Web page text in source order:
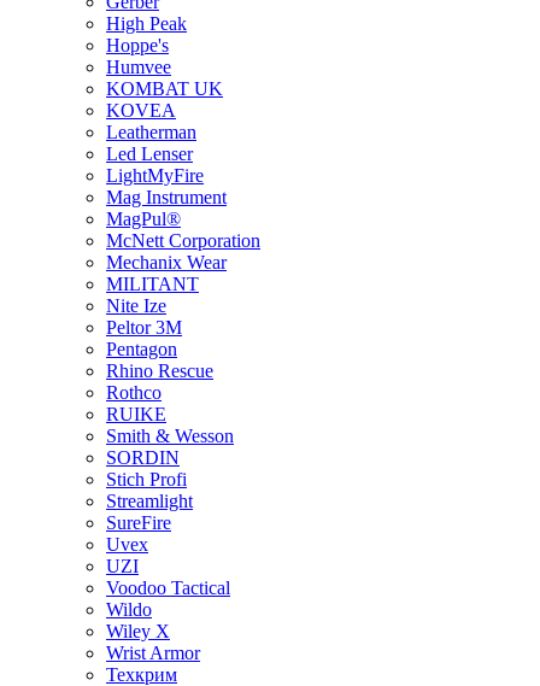
High Peak
Hoppe's
Humvee
KOMBAT UK
KOVEA
Leatherman
Led Lenser
LightMyFire
Mag Instrument
MagPul®
McNett Corporation
Mechanix Wear
MILITANT
Nite Ize
Peltor 3M
Pentagon
Rhino Rescue
Rothco
RUIKE
Smith & Wesson
SORDIN
Stich Profi
Streamlight
SureFire
Uvex
UZI
Voodoo Tactical
Wildo
Wiley X
Wrist Armor
Техкрим